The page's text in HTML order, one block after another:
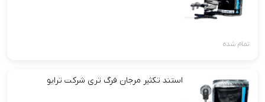
تمام شده
استند تکثیر مرجان فرگ تری شرکت ترایو